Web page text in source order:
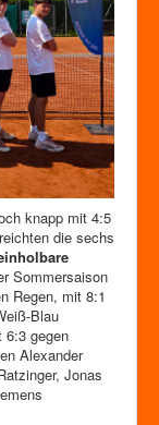
knapp mit 4:5
die sechs
Sommersaison
Regen, mit 8:1
Blau
6:3 gegen
Alexander
Jonas